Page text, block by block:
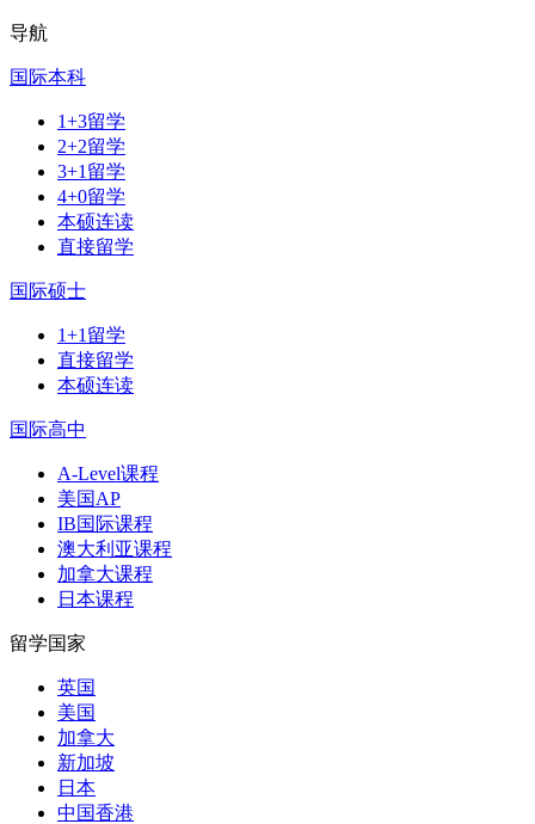
导航
国际本科
1+3留学
2+2留学
3+1留学
4+0留学
本硕连读
直接留学
国际硕士
1+1留学
直接留学
本硕连读
国际高中
A-Level课程
美国AP
IB国际课程
澳大利亚课程
加拿大课程
日本课程
留学国家
英国
美国
加拿大
新加坡
日本
中国香港